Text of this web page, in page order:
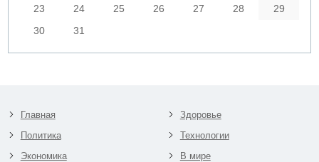
23
24 25 26 27 28
29
30
31
Главная
Политика
Экономика
Здоровье
Технологии
В мире